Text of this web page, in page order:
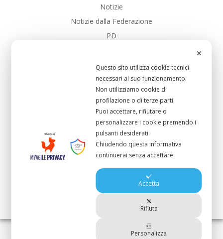
Notizie
Notizie dalla Federazione
PD
SalarioMinimo
Sanita
Scuola Pubblica
Sistema-Portuale
UC_Bibbona
UC_CastagnetoCcci
UC_Cecina
UC_RosignanoMmo
✕
Questo sito utilizza cookie tecnici
necessari al suo funzionamento.
Non utilizziamo cookie di
profilazione o di terze parti.
Puoi accettare, rifiutare o
personalizzare i cookie premendo i
pulsanti desiderati.
Chiudendo questa informativa
continuerai senza accettare.
Accetta
Rifiuta
Personalizza